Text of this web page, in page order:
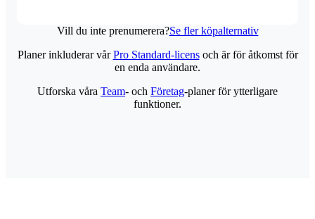
Vill du inte prenumerera?Se fler köpalternativ
Planer inkluderar vårPro Standard-licensoch är för åtkomst för
en enda användare.
Utforska våra Team- och Företag-planer för ytterligare
funktioner.